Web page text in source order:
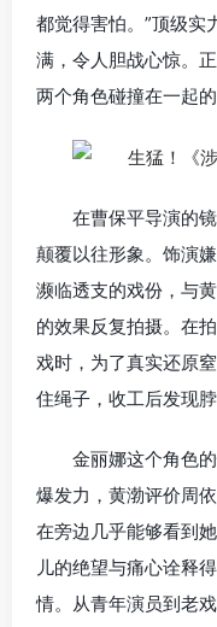
都觉得害怕。”顶级实
满，令人胆战心惊。
两个角色碰撞在一起
在曹保平导演的
颠覆以往形象。饰演
濒临透支的戏份，与
的效果反复拍摄。在
戏时，为了真实还原
住绳子，收工后发现
金丽娜这个角色
爆发力，黄渤评价周
在旁边几乎能够看到
儿的绝望与痛心诠释
情。从青年演员到老